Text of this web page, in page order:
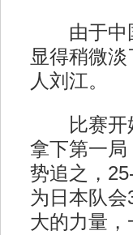
由于中国
显得稍微
人刘江。
比赛开始
拿下第一
势追之，
为日本队
大的力量